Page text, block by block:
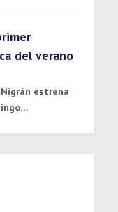
del verano
estrena